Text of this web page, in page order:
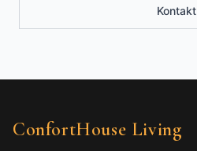
Kontakt
ConfortHouse Living